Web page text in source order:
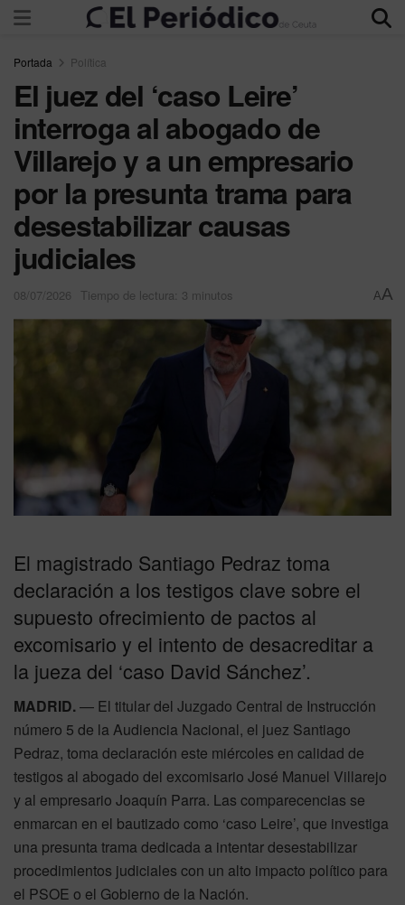
Portada Política
El juez del ‘caso Leire’
interroga al abogado de
Villarejo y a un empresario
por la presunta trama para
desestabilizar causas
judiciales
08/07/2026 Tiempo de lectura: 3 minutos AA
El magistrado Santiago Pedraz toma
declaración a los testigos clave sobre el
supuesto ofrecimiento de pactos al
excomisario y el intento de desacreditar a
la jueza del ‘caso David Sánchez’.
MADRID.— El titular del Juzgado Central de Instrucción
número 5 de la Audiencia Nacional, el juez Santiago
Pedraz, toma declaración este miércoles en calidad de
testigos al abogado del excomisario José Manuel Villarejo
y al empresario Joaquín Parra. Las comparecencias se
enmarcan en el bautizado como ‘caso Leire’, que investiga
una presunta trama dedicada a intentar desestabilizar
procedimientos judiciales con un alto impacto político para
el PSOE o el Gobierno de la Nación.